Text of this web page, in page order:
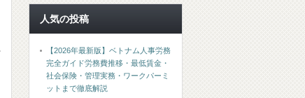
人気の投稿
【2026年最新版】ベトナム人事労務
完全ガイド労務費推移・最低賃金・
社会保険・管理実務・ワークパーミ
ットまで徹底解説